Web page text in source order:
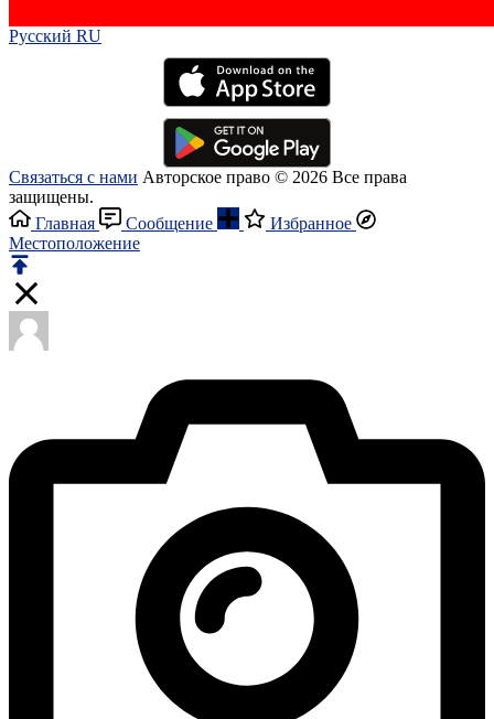
Русский RU‎
Связаться с нами Авторское право © 2026 Все права
защищены.
Главная
Сообщение
Избранное
Местоположение